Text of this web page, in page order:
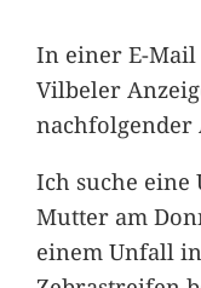
In einer E-Mail
Vilbeler
nachfolgender
Ich suche
Mutter am
einem Unfall